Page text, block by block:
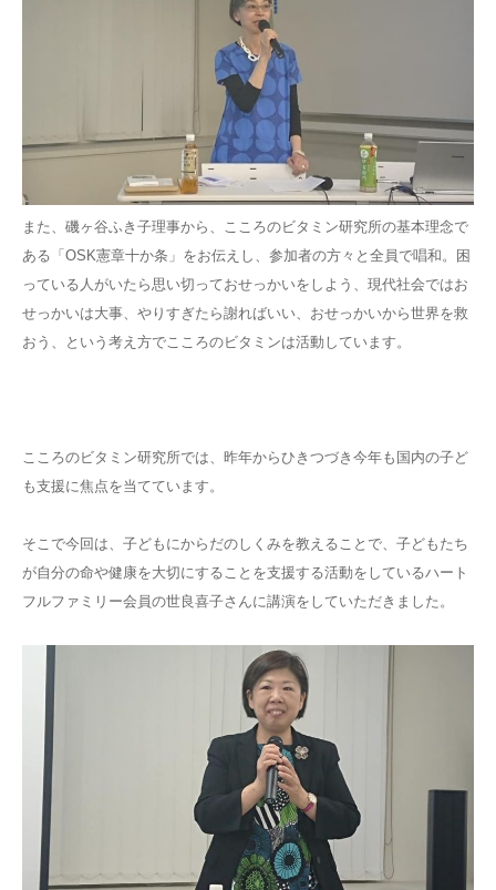
また、磯ヶ谷ふき子理事から、こころのビタミン研究所の基本理念で
ある「OSK憲章十か条」をお伝えし、参加者の方々と全員で唱和。困
っている人がいたら思い切っておせっかいをしよう、現代社会ではお
せっかいは大事、やりすぎたら謝ればいい、おせっかいから世界を救
おう、という考え方でこころのビタミンは活動しています。
こころのビタミン研究所では、昨年からひきつづき今年も国内の子ど
も支援に焦点を当てています。
そこで今回は、子どもにからだのしくみを教えることで、子どもたち
が自分の命や健康を大切にすることを支援する活動をしているハート
フルファミリー会員の世良喜子さんに講演をしていただきました。